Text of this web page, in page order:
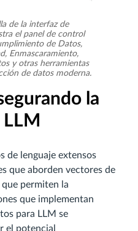
de la interfaz de
el panel de control
de Datos,
Enmascaramiento,
y otras herramientas
de datos moderna.
la
de lenguaje extensos
que aborden vectores de
permiten la
que implementan
para LLM se
el potencial